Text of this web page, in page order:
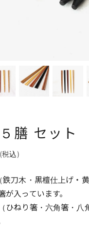
膳 セット
(税込)
刀木・黒檀仕上げ・
が入っています。
ひねり箸・六角箸・八